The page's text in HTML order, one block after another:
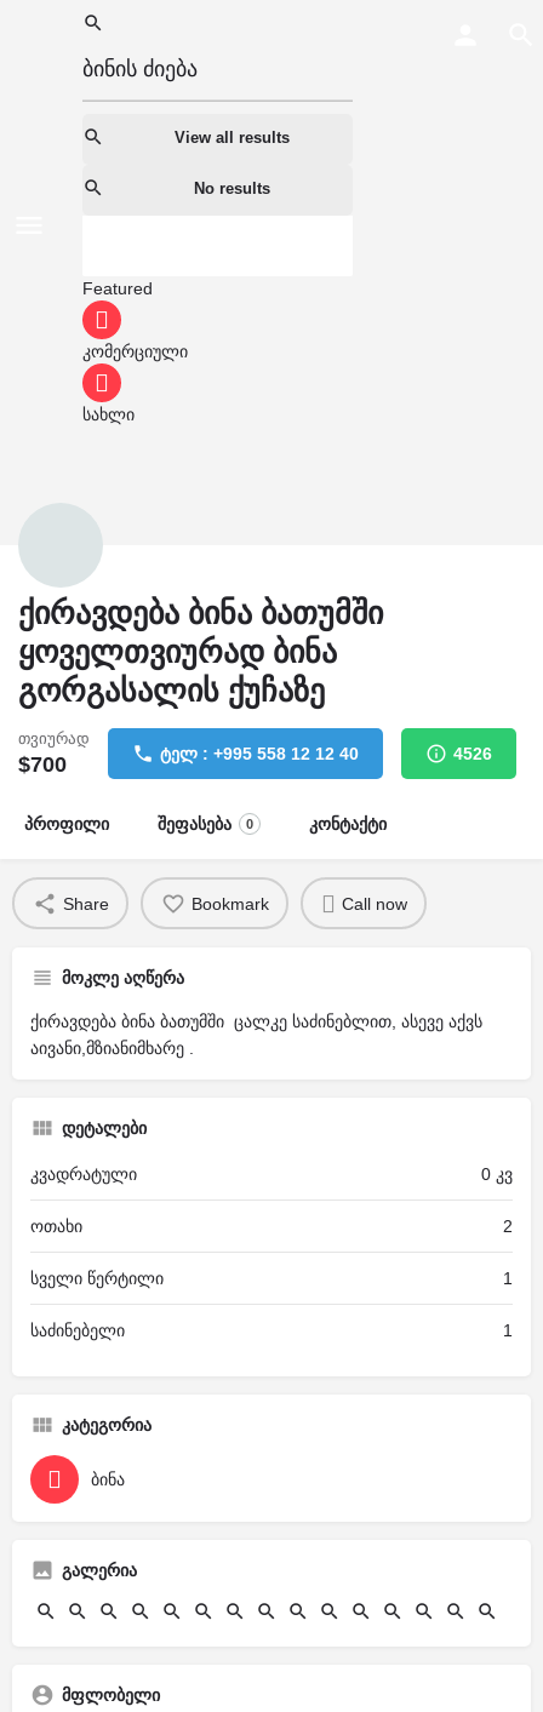
View all results
No results
Featured
კომერციული
სახლი
ქირავდება ბინა ბათუმში
ყოველთვიურად ბინა
გორგასალის ქუჩაზე
თვიურად
$700 ტელ : +995 558 12 12 40 4526
პროფილი შეფასება 0 კონტაქტი
Share Bookmark Call now
მოკლე აღწერა
ქირავდება ბინა ბათუმში ცალკე საძინებლით, ასევე აქვს
აივანი,მზიანიმხარე .
დეტალები
კვადრატული 0 კვ
ოთახი 2
სველი წერტილი 1
საძინებელი 1
კატეგორია
ბინა
გალერია
მფლობელი